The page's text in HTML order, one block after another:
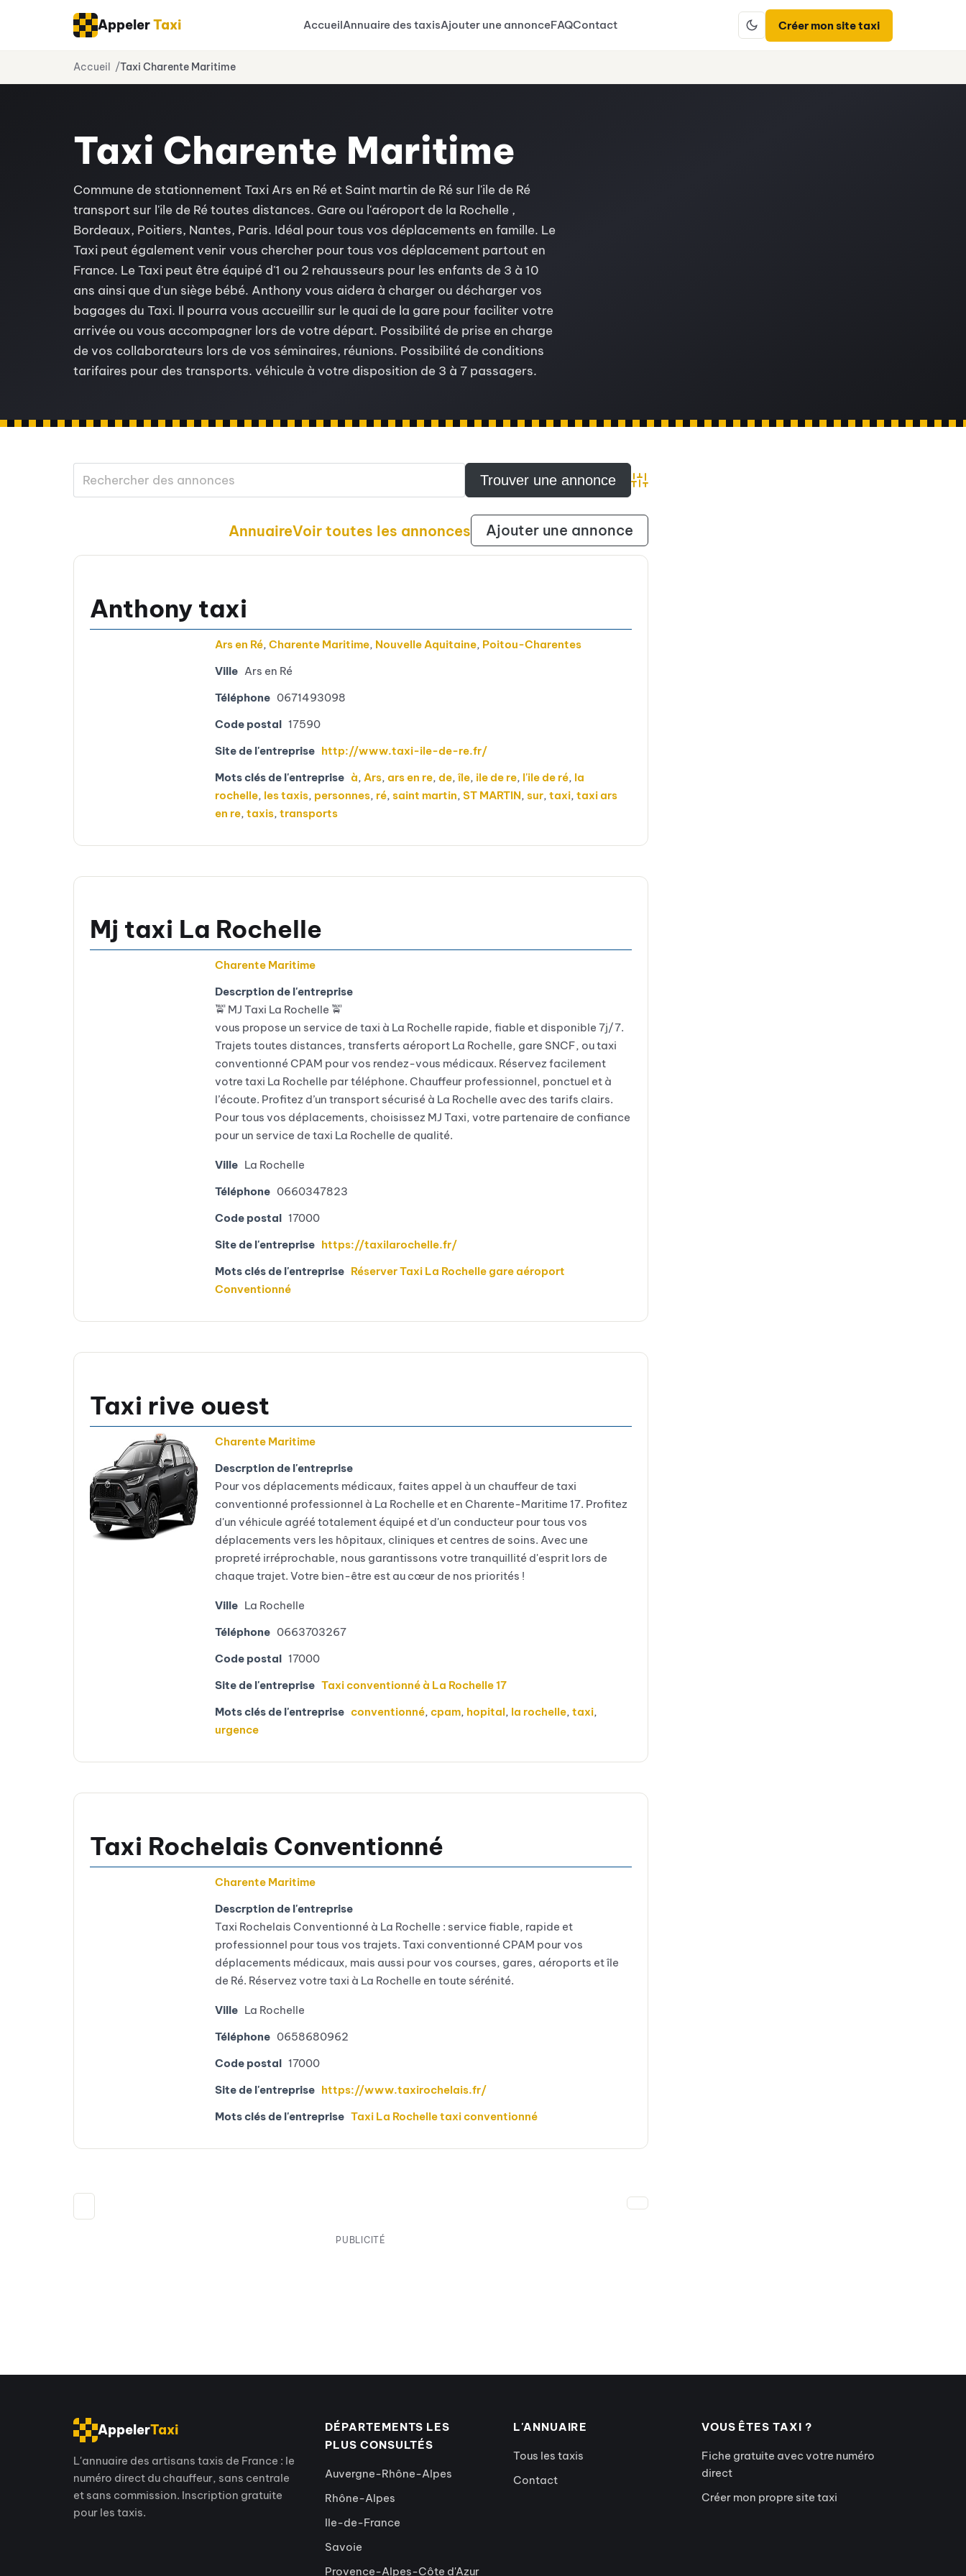
AppelerTaxi AccueilAnnuaire des taxisAjouter une annonceFAQContact Créer mon site taxi
Accueil Taxi Charente Maritime
Taxi Charente Maritime
Commune de stationnement Taxi Ars en Ré et Saint martin de Ré sur l'ile de Ré
transport sur l'ile de Ré toutes distances. Gare ou l'aéroport de la Rochelle ,
Bordeaux, Poitiers, Nantes, Paris. Idéal pour tous vos déplacements en famille. Le
Taxi peut également venir vous chercher pour tous vos déplacement partout en
France. Le Taxi peut être équipé d'1 ou 2 rehausseurs pour les enfants de 3 à 10
ans ainsi que d'un siège bébé. Anthony vous aidera à charger ou décharger vos
bagages du Taxi. Il pourra vous accueillir sur le quai de la gare pour faciliter votre
arrivée ou vous accompagner lors de votre départ. Possibilité de prise en charge
de vos collaborateurs lors de vos séminaires, réunions. Possibilité de conditions
tarifaires pour des transports. véhicule à votre disposition de 3 à 7 passagers.
Advanced Search
AnnuaireVoir toutes les annonces Ajouter une annonce
Anthony taxi
Ars en Ré, Charente Maritime, Nouvelle Aquitaine, Poitou-Charentes
Ville Ars en Ré
Téléphone 0671493098
Code postal 17590
Site de l'entreprise http://www.taxi-ile-de-re.fr/
Mots clés de l'entreprise à, Ars, ars en re, de, île, ile de re, l'ile de ré, la
rochelle, les taxis, personnes, ré, saint martin, ST MARTIN, sur, taxi, taxi ars
en re, taxis, transports
Mj taxi La Rochelle
Charente Maritime
Descrption de l'entreprise
🚖 MJ Taxi La Rochelle 🚖
vous propose un service de taxi à La Rochelle rapide, fiable et disponible 7j/7.
Trajets toutes distances, transferts aéroport La Rochelle, gare SNCF, ou taxi
conventionné CPAM pour vos rendez-vous médicaux. Réservez facilement
votre taxi La Rochelle par téléphone. Chauffeur professionnel, ponctuel et à
l’écoute. Profitez d’un transport sécurisé à La Rochelle avec des tarifs clairs.
Pour tous vos déplacements, choisissez MJ Taxi, votre partenaire de confiance
pour un service de taxi La Rochelle de qualité.
Ville La Rochelle
Téléphone 0660347823
Code postal 17000
Site de l'entreprise https://taxilarochelle.fr/
Mots clés de l'entreprise Réserver Taxi La Rochelle gare aéroport
Conventionné
Taxi rive ouest
Charente Maritime
Descrption de l'entreprise
Pour vos déplacements médicaux, faites appel à un chauffeur de taxi
conventionné professionnel à La Rochelle et en Charente-Maritime 17. Profitez
d'un véhicule agréé totalement équipé et d'un conducteur pour tous vos
déplacements vers les hôpitaux, cliniques et centres de soins. Avec une
propreté irréprochable, nous garantissons votre tranquillité d'esprit lors de
chaque trajet. Votre bien-être est au cœur de nos priorités !
Ville La Rochelle
Téléphone 0663703267
Code postal 17000
Site de l'entreprise Taxi conventionné à La Rochelle 17
Mots clés de l'entreprise conventionné, cpam, hopital, la rochelle, taxi,
urgence
Taxi Rochelais Conventionné
Charente Maritime
Descrption de l'entreprise
Taxi Rochelais Conventionné à La Rochelle : service fiable, rapide et
professionnel pour tous vos trajets. Taxi conventionné CPAM pour vos
déplacements médicaux, mais aussi pour vos courses, gares, aéroports et île
de Ré. Réservez votre taxi à La Rochelle en toute sérénité.
Ville La Rochelle
Téléphone 0658680962
Code postal 17000
Site de l'entreprise https://www.taxirochelais.fr/
Mots clés de l'entreprise Taxi La Rochelle taxi conventionné
PUBLICITÉ
AppelerTaxi
L'annuaire des artisans taxis de France : le
numéro direct du chauffeur, sans centrale
et sans commission. Inscription gratuite
pour les taxis.
DÉPARTEMENTS LES
PLUS CONSULTÉS
Auvergne-Rhône-Alpes
Rhône-Alpes
Ile-de-France
Savoie
Provence-Alpes-Côte d'Azur
L'ANNUAIRE
Tous les taxis
Contact
VOUS ÊTES TAXI ?
Fiche gratuite avec votre numéro
direct
Créer mon propre site taxi